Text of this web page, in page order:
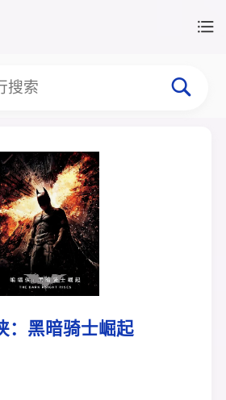
：黑暗骑士崛起